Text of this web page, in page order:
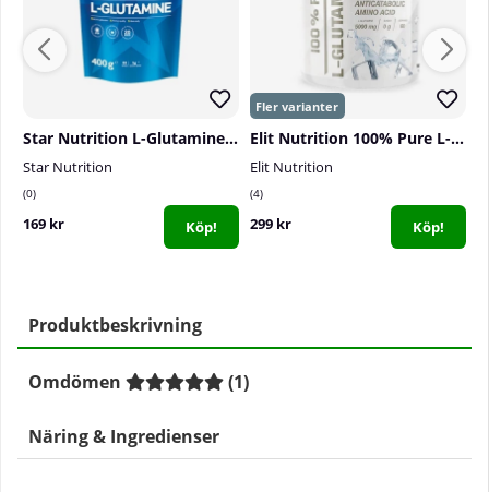
Star Nutrition L-Glutamine, 400 g
Star Nutrition
0
169 kr Köp!
Elit Nutrition 100% Pure L-Glutamine, 300 g
Elit Nutrition
4
299 kr Köp!
Produktbeskrivning
Omdömen (1)
Näring & Ingredienser